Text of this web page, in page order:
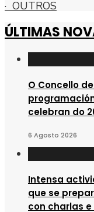
· OUTROS
ÚLTIMAS
O Concello
celebran do
6 Agosto 2026
Intensa
que se
con charlas